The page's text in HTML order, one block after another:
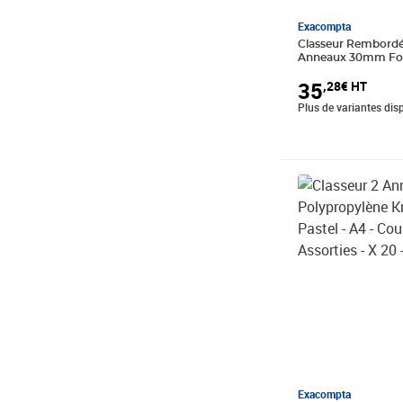
Exacompta
Classeur
Anneaux 30mm
Exacompta
35,28€ HT
Plus de variantes
Exacompta
Prix 82,44€ HT